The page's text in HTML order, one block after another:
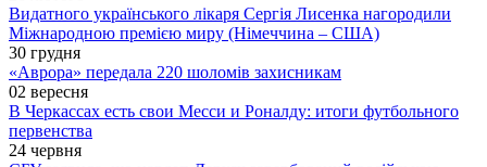
Видатного українського лікаря Сергія Лисенка нагородили
Міжнародною премією миру (Німеччина – США)
30 грудня
«Аврора» передала 220 шоломів захисникам
02 вересня
В Черкассах есть свои Месси и Роналду: итоги футбольного
первенства
24 червня